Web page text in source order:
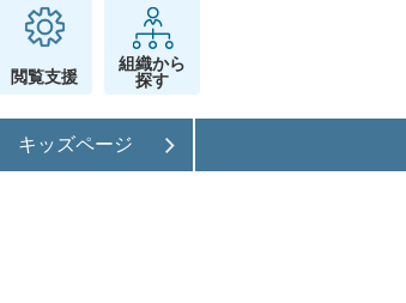
閲覧支援
組織から
探す
キッズページ